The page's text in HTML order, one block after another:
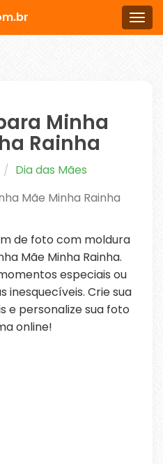
Menu
Minha
Rainha
Dia das Mães
Mãe Minha Rainha
de foto com moldura
Mãe Minha Rainha.
especiais ou
Crie sua
e personalize sua foto
online!